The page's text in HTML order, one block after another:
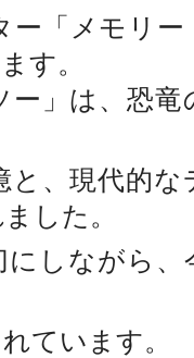
「メモリ
す。
ー」は、恐
と、現代的
した。
にしながら
ています。